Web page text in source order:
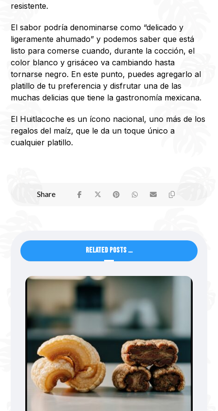
resistente.
El sabor podría denominarse como “delicado y
ligeramente ahumado” y podemos saber que está
listo para comerse cuando, durante la cocción, el
color blanco y grisáceo va cambiando hasta
tornarse negro. En este punto, puedes agregarlo al
platillo de tu preferencia y disfrutar una de las
muchas delicias que tiene la gastronomía mexicana.
El Huitlacoche es un ícono nacional, uno más de los
regalos del maíz, que le da un toque único a
cualquier platillo.​​
Related Posts ...